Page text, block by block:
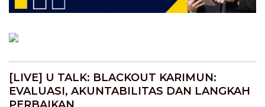
[LIVE] U TALK: BLACKOUT KARIMUN:
EVALUASI, AKUNTABILITAS DAN LANGKAH